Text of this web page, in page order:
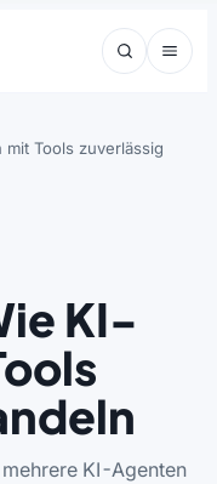
Tools zuverlässig
KI-
KI-Agenten